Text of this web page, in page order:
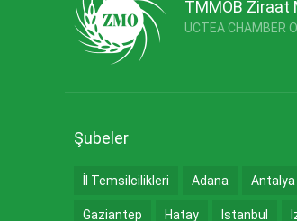
TMMOB Ziraat
UCTEA CHAMBER
Şubeler
İl Temsilcilikleri Adana Antalya
Gaziantep Hatay İstanbul